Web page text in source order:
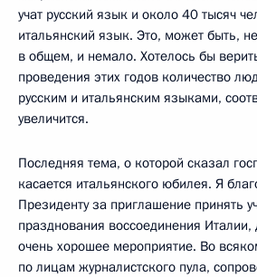
учат русский язык и около 40 тысяч
итальянский язык. Это, может быть,
в общем, и немало. Хотелось бы
проведения этих годов количество
русским и итальянским языками,
увеличится.
Последняя тема, о которой сказал
касается итальянского юбилея. Я
Президенту за приглашение принять
празднования воссоединения Италии,
очень хорошее мероприятие. Во
по лицам журналистского пула,